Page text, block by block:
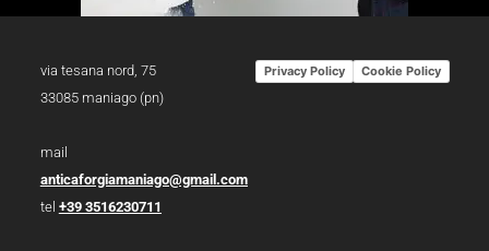
via tesana nord, 75
33085 maniago (pn)
mail
anticaforgiamaniago@gmail.com
tel +39 3516230711
Privacy Policy Cookie Policy